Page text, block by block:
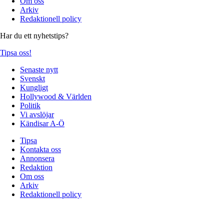
Arkiv
Redaktionell policy
Har du ett nyhetstips?
Tipsa oss!
Senaste nytt
Svenskt
Kungligt
Hollywood & Världen
Politik
Vi avslöjar
Kändisar A-Ö
Tipsa
Kontakta oss
Annonsera
Redaktion
Om oss
Arkiv
Redaktionell policy